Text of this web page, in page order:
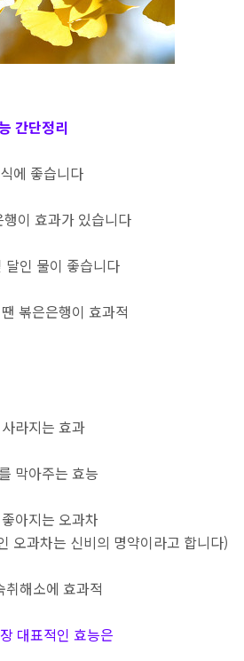
간단정리
에 좋습니다
이 효과가 있습니다
달인 물이 좋습니다
볶은은행이 효과적
라지는 효과
막아주는 효능
아지는 오과차
오과차는 신비의 명약이라고 합니다)
취해소에 효과적
대표적인 효능은